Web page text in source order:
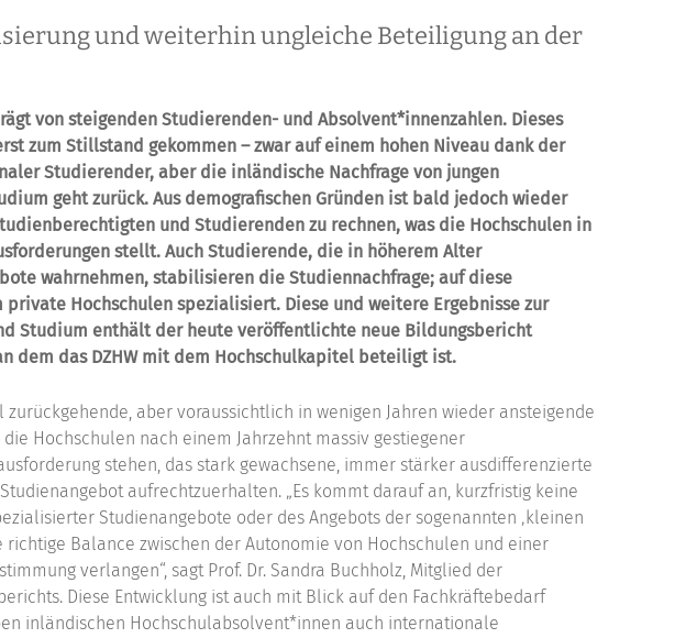
und weiterhin ungleiche Beteiligung an der
von steigenden Studierenden- und Absolvent*innenzahlen. Dieses
zum Stillstand gekommen – zwar auf einem hohen Niveau dank der
Studierender, aber die inländische Nachfrage von jungen
geht zurück. Aus demografischen Gründen ist bald jedoch wieder
und Studierenden zu rechnen, was die Hochschulen in
stellt. Auch Studierende, die in höherem Alter
wahrnehmen, stabilisieren die Studiennachfrage; auf diese
Hochschulen spezialisiert. Diese und weitere Ergebnisse zur
Studium enthält der heute veröffentlichte neue Bildungsbericht
dem das DZHW mit dem Hochschulkapitel beteiligt ist.
zurückgehende, aber voraussichtlich in wenigen Jahren wieder ansteigende
Hochschulen nach einem Jahrzehnt massiv gestiegener
stehen, das stark gewachsene, immer stärker ausdifferenzierte
aufrechtzuerhalten. „Es kommt darauf an, kurzfristig keine
Studienangebote oder des Angebots der sogenannten ‚kleinen
richtige Balance zwischen der Autonomie von Hochschulen und einer
verlangen“, sagt Prof. Dr. Sandra Buchholz, Mitglied der
Diese Entwicklung ist auch mit Blick auf den Fachkräftebedarf
inländischen Hochschulabsolvent*innen auch internationale